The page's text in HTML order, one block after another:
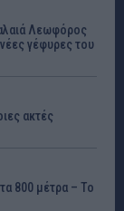
Λεωφόρος
γέφυρες του
ακτές
800 μέτρα – Το